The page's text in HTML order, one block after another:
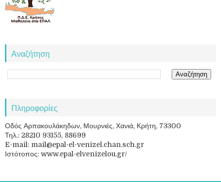
Αναζήτηση
Πληροφορίες
Οδός Αρπακουλάκηδων, Μουρνιές, Χανιά, Κρήτη, 73300
Τηλ.: 28210 93155, 88699
E-mail: mail@epal-el-venizel.chan.sch.gr
Ιστότοπος: www.epal-elvenizelou.gr/